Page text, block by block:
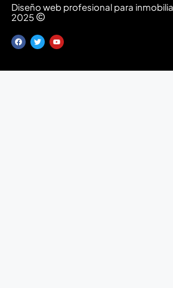
Diseño web profesional para
2025 ©